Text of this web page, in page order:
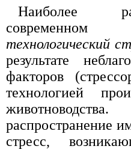
Наиболее
современном
технологический
результате
факторов
технологией
распространение
стресс,